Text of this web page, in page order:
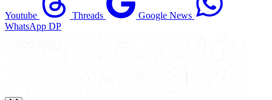
Youtube Threads
Google News
WhatsApp DP